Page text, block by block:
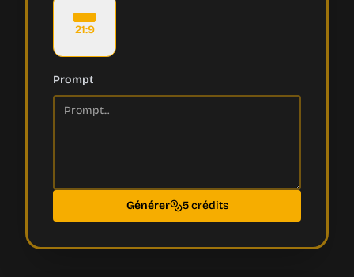
21:9
Prompt
Générer 5 crédits